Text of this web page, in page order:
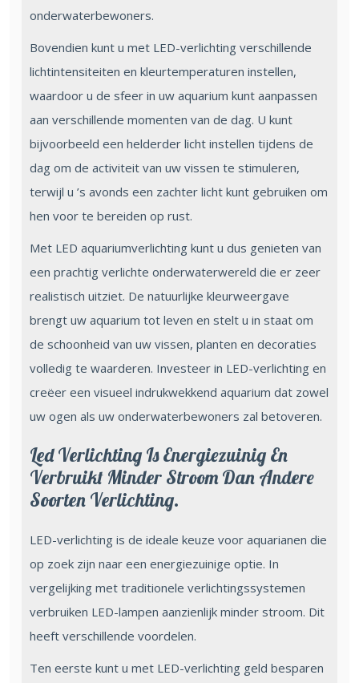
onderwaterbewoners.
Bovendien kunt u met LED-verlichting verschillende
lichtintensiteiten en kleurtemperaturen instellen,
waardoor u de sfeer in uw aquarium kunt aanpassen
aan verschillende momenten van de dag. U kunt
bijvoorbeeld een helderder licht instellen tijdens de
dag om de activiteit van uw vissen te stimuleren,
terwijl u ’s avonds een zachter licht kunt gebruiken om
hen voor te bereiden op rust.
Met LED aquariumverlichting kunt u dus genieten van
een prachtig verlichte onderwaterwereld die er zeer
realistisch uitziet. De natuurlijke kleurweergave
brengt uw aquarium tot leven en stelt u in staat om
de schoonheid van uw vissen, planten en decoraties
volledig te waarderen. Investeer in LED-verlichting en
creëer een visueel indrukwekkend aquarium dat zowel
uw ogen als uw onderwaterbewoners zal betoveren.
Led Verlichting Is Energiezuinig En
Verbruikt Minder Stroom Dan Andere
Soorten Verlichting.
LED-verlichting is de ideale keuze voor aquarianen die
op zoek zijn naar een energiezuinige optie. In
vergelijking met traditionele verlichtingssystemen
verbruiken LED-lampen aanzienlijk minder stroom. Dit
heeft verschillende voordelen.
Ten eerste kunt u met LED-verlichting geld besparen